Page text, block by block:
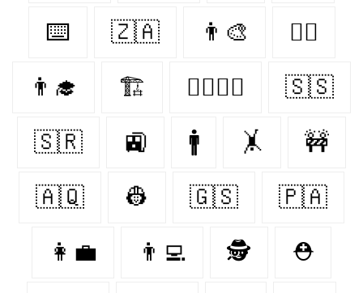
⌨️ 🇿🇦 👨‍🎨 👨‍✈️
👨‍🎓 🏗 👩‍❤️‍💋‍👨 🇸🇸
🇸🇷 🚉 🚹 🤸‍ 🚧
🇦🇶 👷‍ 🇬🇸 🇵🇦
👩‍💼 👨‍💻 🕵️ ⛑